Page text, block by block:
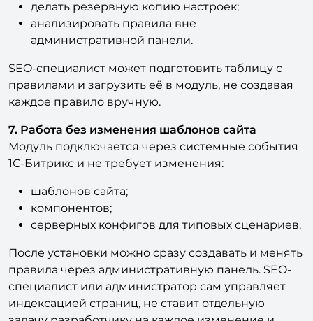
административной панели.
SEO-специалист может подготовить таблицу с
правилами и загрузить её в модуль, не создавая
каждое правило вручную.
7. Работа без изменения шаблонов сайта
Модуль подключается через системные события
1С-Битрикс и не требует изменения:
шаблонов сайта;
компонентов;
серверных конфигов для типовых сценариев.
После установки можно сразу создавать и менять
правила через административную панель. SEO-
специалист или администратор сам управляет
индексацией страниц, не ставит отдельную
задачу разработчику на каждое изменение и
экономит бюджет на мелких технических